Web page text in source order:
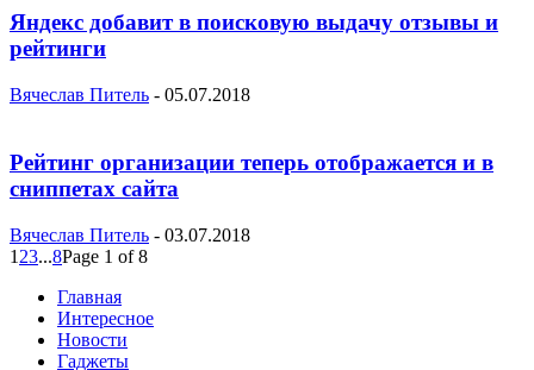
Яндекс добавит в поисковую выдачу отзывы и
рейтинги
Вячеслав Питель - 05.07.2018
Рейтинг организации теперь отображается и в
сниппетах сайта
Вячеслав Питель - 03.07.2018
1 23...8Page 1 of 8
Главная
Интересное
Новости
Гаджеты